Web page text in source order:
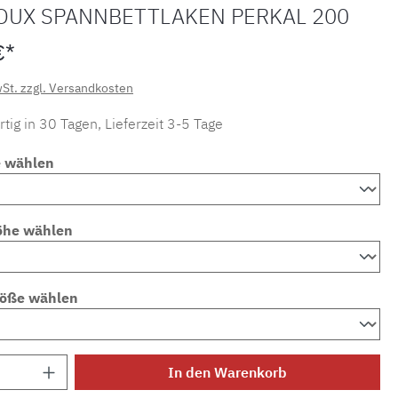
SPANNBETTLAKEN PERKAL 200
zzgl. Versandkosten
in 30 Tagen, Lieferzeit 3-5 Tage
wählen
wählen
wählen
Anzahl: Gib den gewünschten Wert ein
In den Warenkorb